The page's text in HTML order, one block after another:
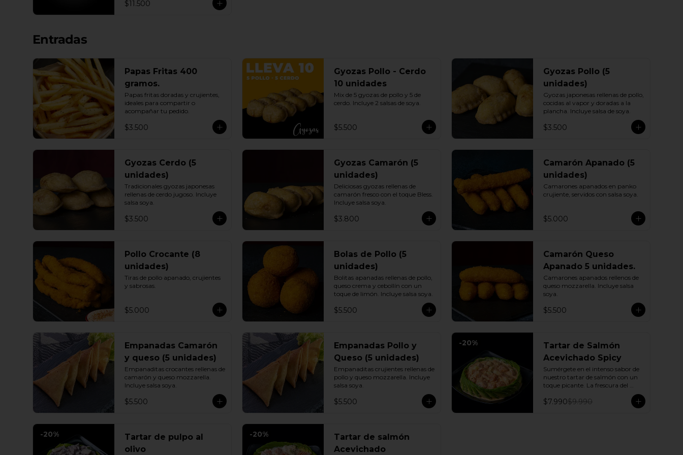
$11.500
Entradas
Papas Fritas 400
gramos.
Papas fritas doradas y crujientes,
ideales para compartir o
acompañar tu pedido.
$3.500
Gyozas Pollo - Cerdo
10 unidades
Mix de 5 gyozas de pollo y 5 de
cerdo. Incluye 2 salsas de soya.
$5.500
Gyozas Pollo (5
unidades)
Gyozas japonesas rellenas de pollo,
cocidas al vapor y doradas a la
plancha. Incluye salsa de soya.
$3.500
Gyozas Cerdo (5
unidades)
Tradicionales gyozas japonesas
rellenas de cerdo jugoso. Incluye
salsa soya.
$3.500
Gyozas Camarón (5
unidades)
Deliciosas gyozas rellenas de
camarón fresco con el toque Bless.
Incluye salsa soya.
$3.800
Camarón Apanado (5
unidades)
Camarones apanados en panko
crujiente, servidos con salsa soya.
$5.000
Pollo Crocante (8
unidades)
Tiras de pollo apanado, crujientes
y sabrosas.
$5.000
Bolas de Pollo (5
unidades)
Bolitas apanadas rellenas de pollo,
queso crema y cebollín con un
toque de limón. Incluye salsa soya.
$5.500
Camarón Queso
Apanado 5 unidades.
Camarones apanados rellenos de
queso mozzarella. Incluye salsa
soya.
$5.500
Empanadas Camarón
y queso (5 unidades)
Empanaditas crocantes rellenas de
camarón y queso mozzarella.
Incluye salsa soya.
$5.500
Empanadas Pollo y
Queso (5 unidades)
Empanaditas crujientes rellenas de
pollo y queso mozzarella. Incluye
salsa soya.
$5.500
-20%
Tartar de Salmón
Acevichado Spicy
Sumérgete en el intenso sabor de
nuestro tartar de salmón con un
toque picante. La frescura del
pepino y la suavidad de la palta se
combinan con la explosión de la
$7.990$9.990
-20%
Tartar de pulpo al
olivo
-20%
Tartar de salmón
Acevichado